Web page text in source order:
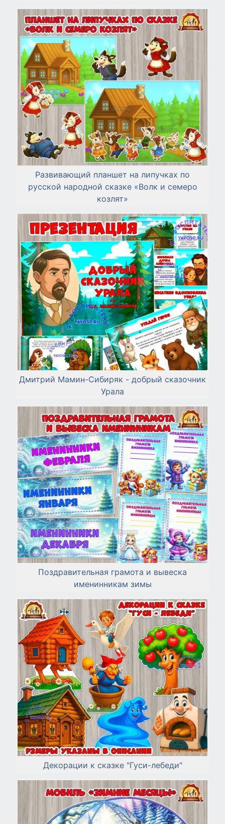
Развивающий планшет на липучках по
русской народной сказке «Волк и семеро
козлят»
Дмитрий Мамин-Сибиряк - добрый сказочник
Урала
Поздравительная грамота и вывеска
именинникам зимы
Декорации к сказке "Гуси-лебеди"